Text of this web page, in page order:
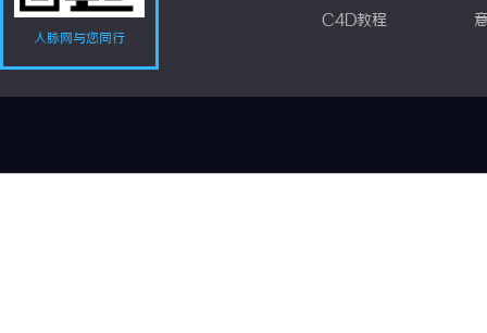
人脉网与您同行
C4D教程